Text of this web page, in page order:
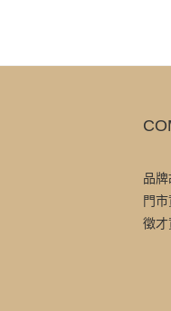
品
門
徵才